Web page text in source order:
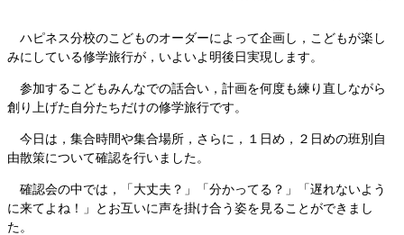
ハピネス分校のこどものオーダーによって企画し，こどもが楽し
みにしている修学旅行が，いよいよ明後日実現します。
参加するこどもみんなでの話合い，計画を何度も練り直しながら
創り上げた自分たちだけの修学旅行です。
今日は，集合時間や集合場所，さらに，１日め，２日めの班別自
由散策について確認を行いました。
確認会の中では，「大丈夫？」「分かってる？」「遅れないよう
に来てよね！」とお互いに声を掛け合う姿を見ることができまし
た。